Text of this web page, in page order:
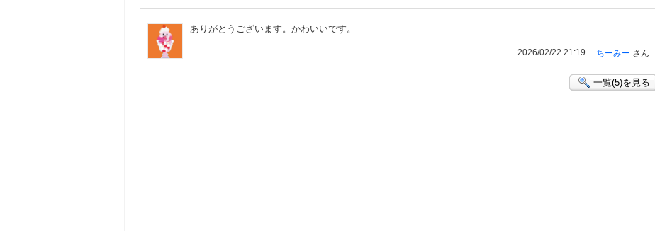
ありがとうございます。かわいいです。
ちーみー さん
2026/02/22 21:19
一覧(5)を見る